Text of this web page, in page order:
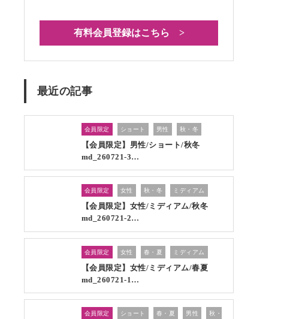
有料会員登録はこちら >
最近の記事
会員限定 ショート 男性 秋・冬
【会員限定】男性/ショート/秋冬
md_260721-3…
会員限定 女性 秋・冬 ミディアム
【会員限定】女性/ミディアム/秋冬
md_260721-2…
会員限定 女性 春・夏 ミディアム
【会員限定】女性/ミディアム/春夏
md_260721-1…
会員限定 ショート 春・夏 男性 秋・